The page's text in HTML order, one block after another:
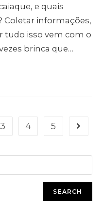
e quais
Coletar informações,
tudo isso vem com o
brinca que…
3 4 5
SEARCH